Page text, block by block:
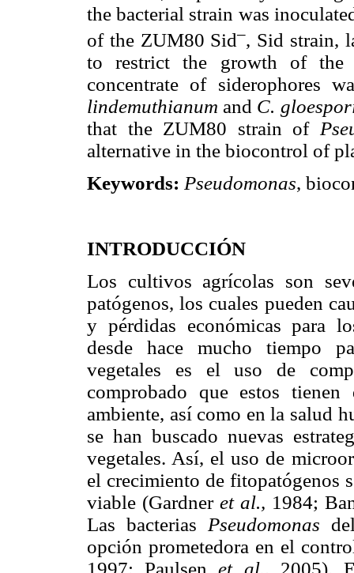
the bacterial strain was
of the ZUM80 Sid–, Sid strain,
to restrict the growth of the
concentrate of
lindemuthianum and C.
that the ZUM80 strain of
alternative in the biocontrol of
Keywords: Pseudomonas,
INTRODUCCIÓN
Los cultivos agrícolas son
patógenos, los cuales pueden
y pérdidas económicas para
desde hace mucho tiempo
vegetales es el uso de
comprobado que estos tienen
ambiente, así como en la salud
se han buscado nuevas
vegetales. Así, el uso de
el crecimiento de fitopatógenos
viable (Gardner et al., 1984;
Las bacterias Pseudomonas
opción prometedora en el
1997; Paulsenet al., 2005).